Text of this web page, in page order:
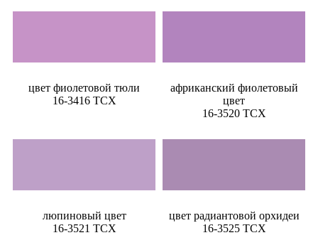
цвет фиолетовой тюли
16-3416 TCX
африканский фиолетовый
цвет
16-3520 TCX
люпиновый цвет
16-3521 TCX
цвет радиантовой орхидеи
16-3525 TCX